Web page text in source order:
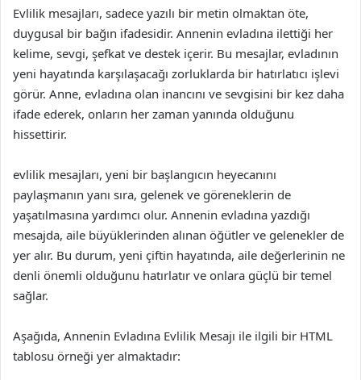
Evlilik mesajları, sadece yazılı bir metin olmaktan öte,
duygusal bir bağın ifadesidir. Annenin evladına ilettiği her
kelime, sevgi, şefkat ve destek içerir. Bu mesajlar, evladının
yeni hayatında karşılaşacağı zorluklarda bir hatırlatıcı işlevi
görür. Anne, evladına olan inancını ve sevgisini bir kez daha
ifade ederek, onların her zaman yanında olduğunu
hissettirir.
evlilik mesajları, yeni bir başlangıcın heyecanını
paylaşmanın yanı sıra, gelenek ve göreneklerin de
yaşatılmasına yardımcı olur. Annenin evladına yazdığı
mesajda, aile büyüklerinden alınan öğütler ve gelenekler de
yer alır. Bu durum, yeni çiftin hayatında, aile değerlerinin ne
denli önemli olduğunu hatırlatır ve onlara güçlü bir temel
sağlar.
Aşağıda, Annenin Evladına Evlilik Mesajı ile ilgili bir HTML
tablosu örneği yer almaktadır: